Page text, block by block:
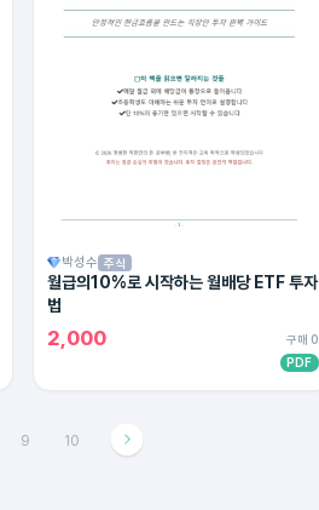
박성수 주식
월급의10%로 시작하는 월배당 ETF 투자
법
2,000
구매 0
PDF
9 10